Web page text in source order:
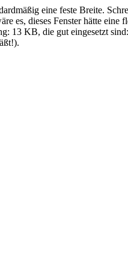
eine feste Breite.
es, dieses Fenster hätte
13 KB, die gut eingesetzt